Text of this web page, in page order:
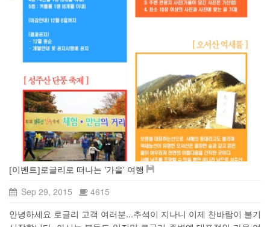
[이벤트]로글리로 떠나는 '가을' 여행
Sep 29, 2015
4615
안녕하세요 로글리 고객 여러분...추석이 지나니 이제 찬바람이 불기